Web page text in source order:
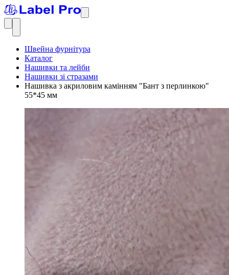
Швейна фурнітура
Каталог
Нашивки та лейби
Нашивки зі стразами
Нашивка з акриловим камінням "Бант з перлинкою"
55*45 мм